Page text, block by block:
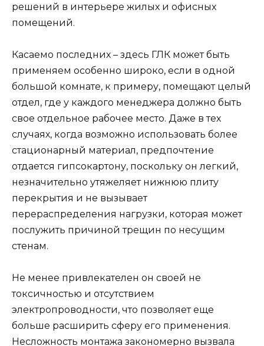
решений в интерьере жилых и офисных
помещений.
Касаемо последних – здесь ГЛК может быть
применяем особенно широко, если в одной
большой комнате, к примеру, помещают целый
отдел, где у каждого менеджера должно быть
свое отдельное рабочее место. Даже в тех
случаях, когда возможно использовать более
стационарный материал, предпочтение
отдается гипсокартону, поскольку он легкий,
незначительно утяжеляет нижнюю плиту
перекрытия и не вызывает
перераспределения нагрузки, которая может
послужить причиной трещин по несущим
стенам.
Не менее привлекателен он своей не
токсичностью и отсутствием
электропроводности, что позволяет еще
больше расширить сферу его применения.
Несложность монтажа закономерно вызвала